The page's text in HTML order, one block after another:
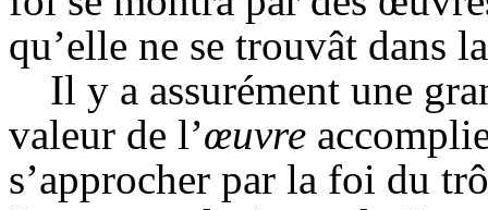
qu’elle ne se trouvât dans
Il y a assurément une
valeur de l’œuvre
s’approcher par la foi du